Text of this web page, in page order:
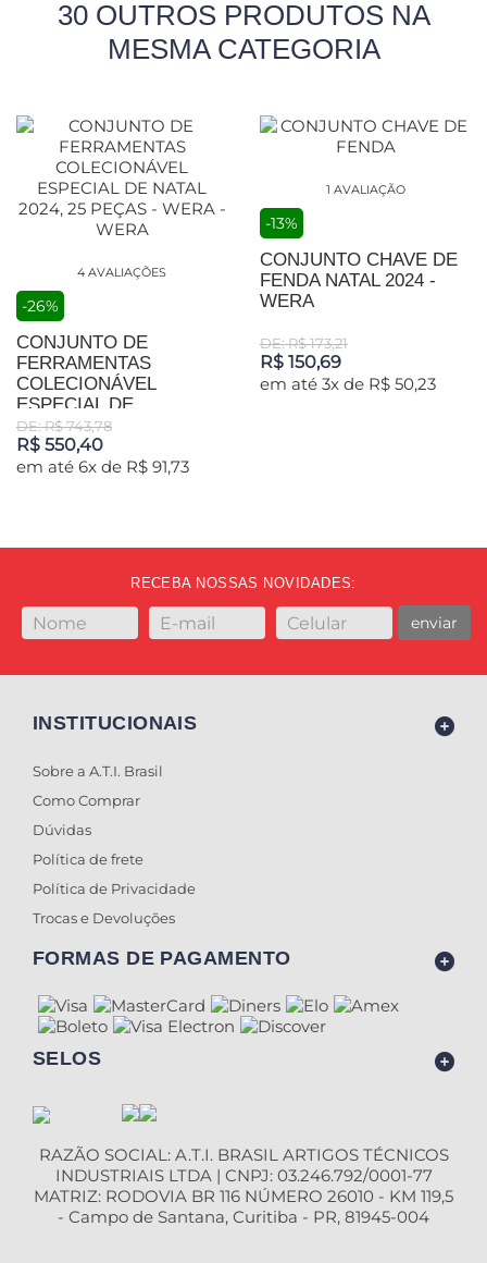
30 OUTROS PRODUTOS NA
MESMA CATEGORIA
4 AVALIAÇÕES
-26%
CONJUNTO DE
FERRAMENTAS
COLECIONÁVEL
ESPECIAL DE...
DE: R$ 743,78
R$ 550,40
em até 6x de R$ 91,73
1 AVALIAÇÃO
-13%
CONJUNTO CHAVE DE
FENDA NATAL 2024 -
WERA
DE: R$ 173,21
R$ 150,69
em até 3x de R$ 50,23
RECEBA NOSSAS NOVIDADES:
enviar
INSTITUCIONAIS
Sobre a A.T.I. Brasil
Como Comprar
Dúvidas
Política de frete
Política de Privacidade
Trocas e Devoluções
FORMAS DE PAGAMENTO
SELOS
RAZÃO SOCIAL: A.T.I. BRASIL ARTIGOS TÉCNICOS
INDUSTRIAIS LTDA | CNPJ: 03.246.792/0001-77
MATRIZ: RODOVIA BR 116 NÚMERO 26010 - KM 119,5
- Campo de Santana, Curitiba - PR, 81945-004